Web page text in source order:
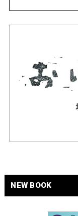
NEW BOOK